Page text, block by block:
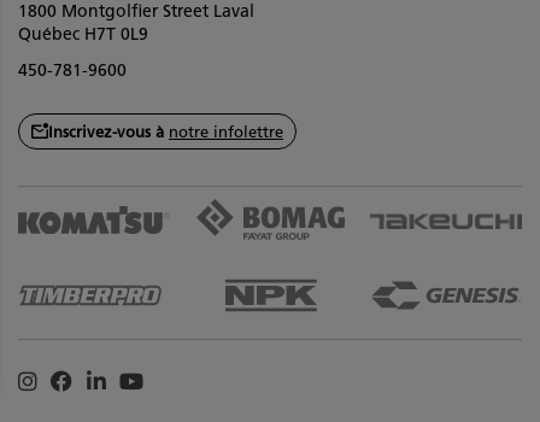
1800 Montgolfier Street Laval
Québec H7T 0L9
450-781-9600
Inscrivez-vous à notre infolettre
Instagram
Facebook
LinkedinYoutube